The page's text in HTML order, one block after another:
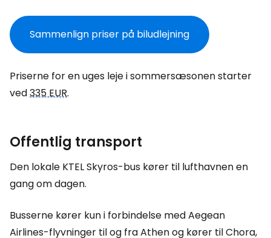
Sammenlign priser på biludlejning
Priserne for en uges leje i sommersæsonen starter
ved335 EUR.
Offentlig transport
Den lokale KTEL Skyros-bus kører til lufthavnen en
gang om dagen.
Busserne kører kun i forbindelse med Aegean
Airlines-flyvninger til og fra Athen og kører til Chora,